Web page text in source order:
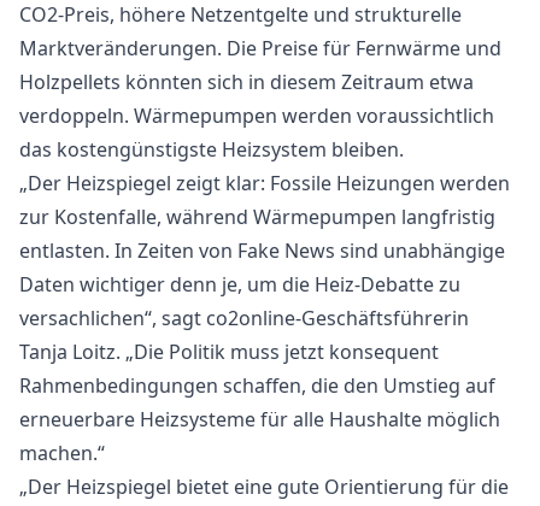
CO2-Preis, höhere Netzentgelte und strukturelle
Marktveränderungen. Die Preise für Fernwärme und
Holzpellets könnten sich in diesem Zeitraum etwa
verdoppeln. Wärmepumpen werden voraussichtlich
das kostengünstigste Heizsystem bleiben.
„Der Heizspiegel zeigt klar: Fossile Heizungen werden
zur Kostenfalle, während Wärmepumpen langfristig
entlasten. In Zeiten von Fake News sind unabhängige
Daten wichtiger denn je, um die Heiz-Debatte zu
versachlichen“, sagt co2online-Geschäftsführerin
Tanja Loitz. „Die Politik muss jetzt konsequent
Rahmenbedingungen schaffen, die den Umstieg auf
erneuerbare Heizsysteme für alle Haushalte möglich
machen.“
„Der Heizspiegel bietet eine gute Orientierung für die